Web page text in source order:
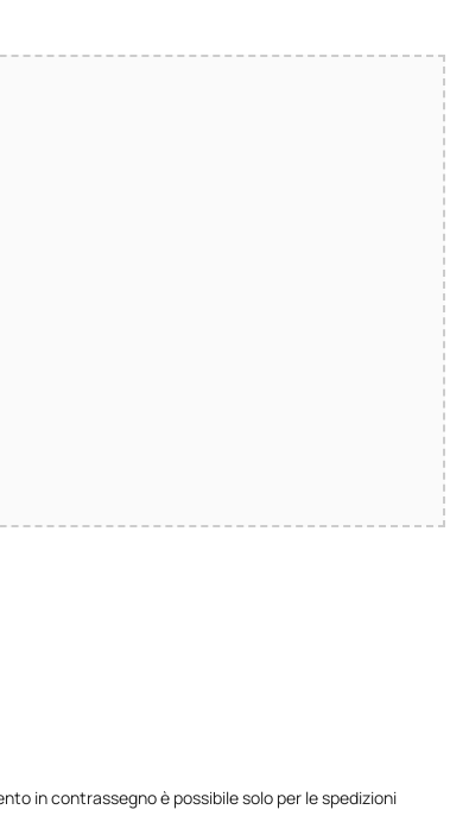
in contrassegno è possibile solo per le spedizioni